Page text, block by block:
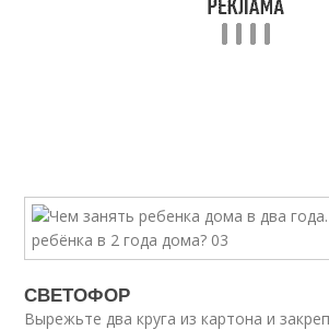
СВЕТОФОР
Вырежьте два круга из картона и